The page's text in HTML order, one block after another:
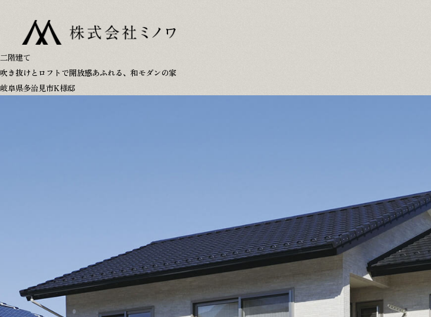
TOP
家づくりのこだわり
施工事例
家づくりの流れ
ミノワブログ
会社概要･スタッフ紹介
無料相談
本社 〒509-1431 岐阜県加茂郡白川町黒川2478-6江南営業所 〒483-8043 愛知県江南市江森町南152
二階建て
吹き抜けとロフトで開放感あふれる、和モダンの家
岐阜県多治見市K様邸